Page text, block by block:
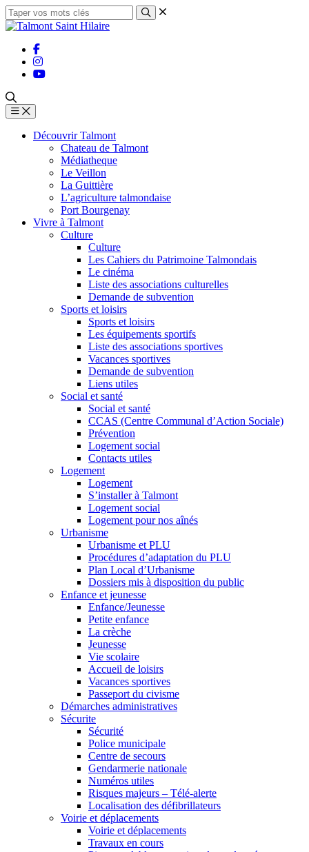
Découvrir Talmont
Chateau de Talmont
Médiatheque
Le Veillon
La Guittière
L’agriculture talmondaise
Port Bourgenay
Vivre à Talmont
Culture
Culture
Les Cahiers du Patrimoine Talmondais
Le cinéma
Liste des associations culturelles
Demande de subvention
Sports et loisirs
Sports et loisirs
Les équipements sportifs
Liste des associations sportives
Vacances sportives
Demande de subvention
Liens utiles
Social et santé
Social et santé
CCAS (Centre Communal d’Action Sociale)
Prévention
Logement social
Contacts utiles
Logement
Logement
S’installer à Talmont
Logement social
Logement pour nos aînés
Urbanisme
Urbanisme et PLU
Procédures d’adaptation du PLU
Plan Local d’Urbanisme
Dossiers mis à disposition du public
Enfance et jeunesse
Enfance/Jeunesse
Petite enfance
La crèche
Jeunesse
Vie scolaire
Accueil de loisirs
Vacances sportives
Passeport du civisme
Démarches administratives
Sécurite
Sécurité
Police municipale
Centre de secours
Gendarmerie nationale
Numéros utiles
Risques majeurs – Télé-alerte
Localisation des défibrillateurs
Voirie et déplacements
Voirie et déplacements
Travaux en cours